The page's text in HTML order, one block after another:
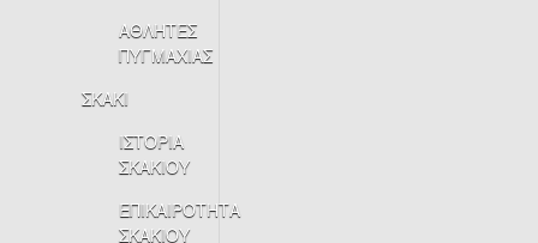
ΑΘΛΗΤΕΣ
ΠΥΓΜΑΧΙΑΣ
ΣΚΑΚΙ
ΙΣΤΟΡΙΑ
ΣΚΑΚΙΟΥ
ΕΠΙΚΑΙΡΟΤΗΤΑ
ΣΚΑΚΙΟΥ